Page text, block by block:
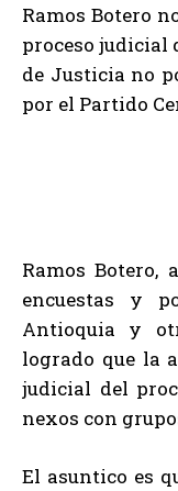
Ramos Botero
proceso judicial
de Justicia no
por el Partido
Ramos
encuestas y
Antioquia y
logrado que la
judicial del
nexos con
El asuntico es